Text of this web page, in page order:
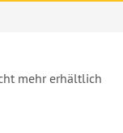
mehr erhältlich